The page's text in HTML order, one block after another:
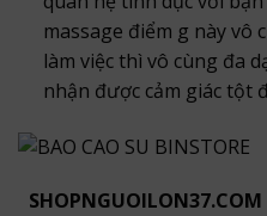
massage điểm g này vô
làm việc thì vô cùng đa
nhận được cảm giác tột